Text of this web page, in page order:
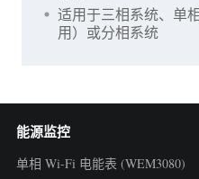
适用于三相系统、单
用）或分相系统
能源监控
单相 Wi-Fi 电能表 (WEM3080)